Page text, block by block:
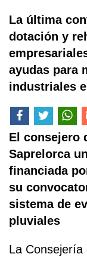
La última
dotación y
ayudas para
industriales
El consejero
Saprelorca
financiada
su
sistema de
pluviales
La